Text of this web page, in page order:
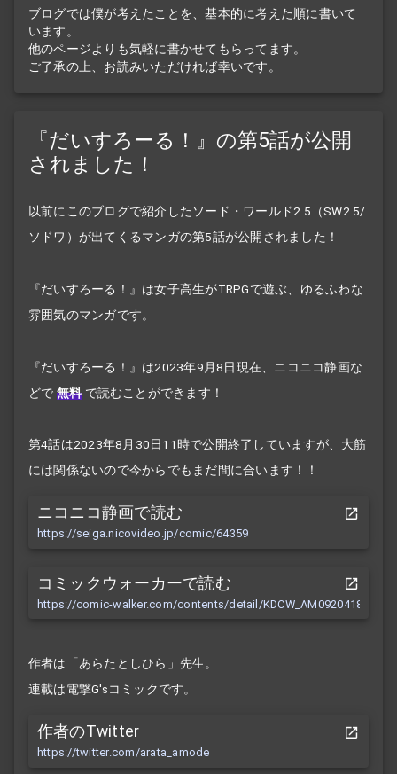
ブログでは僕が考えたことを、基本的に考えた順に書いて
います。
他のページよりも気軽に書かせてもらってます。
ご了承の上、お読みいただければ幸いです。
『だいすろーる！』の第5話が公開
されました！
以前にこのブログで紹介したソード・ワールド2.5（SW2.5/
ソドワ）が出てくるマンガの第5話が公開されました！
『だいすろーる！』は女子高生がTRPGで遊ぶ、ゆるふわな
雰囲気のマンガです。
『だいすろーる！』は2023年9月8日現在、ニコニコ静画な
どで 無料 で読むことができます！
第4話は2023年8月30日11時で公開終了していますが、大筋
には関係ないので今からでもまだ間に合います！！
ニコニコ静画で読む
https://seiga.nicovideo.jp/comic/64359
コミックウォーカーで読む
https://comic-walker.com/contents/detail/
作者は「あらたとしひら」先生。
連載は電撃G'sコミックです。
作者のTwitter
https://twitter.com/arata_amode